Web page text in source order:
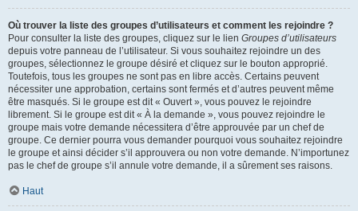
Où trouver la liste des groupes d’utilisateurs et comment les rejoindre ?
Pour consulter la liste des groupes, cliquez sur le lien Groupes d’utilisateurs
depuis votre panneau de l’utilisateur. Si vous souhaitez rejoindre un des
groupes, sélectionnez le groupe désiré et cliquez sur le bouton approprié.
Toutefois, tous les groupes ne sont pas en libre accès. Certains peuvent
nécessiter une approbation, certains sont fermés et d’autres peuvent même
être masqués. Si le groupe est dit « Ouvert », vous pouvez le rejoindre
librement. Si le groupe est dit « À la demande », vous pouvez rejoindre le
groupe mais votre demande nécessitera d’être approuvée par un chef de
groupe. Ce dernier pourra vous demander pourquoi vous souhaitez rejoindre
le groupe et ainsi décider s’il approuvera ou non votre demande. N’importunez
pas le chef de groupe s’il annule votre demande, il a sûrement ses raisons.
Haut